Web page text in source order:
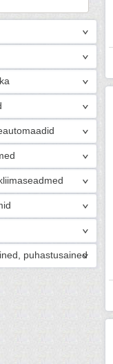
puhastusained